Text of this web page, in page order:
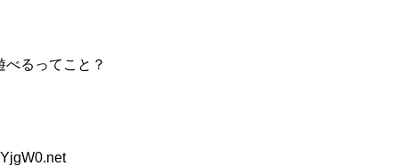
るってこと？